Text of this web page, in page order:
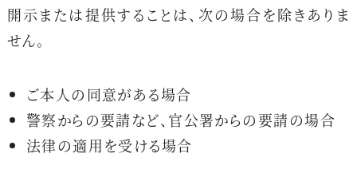
開示または提供することは、次の場合を除きありま
せん。
ご本人の同意がある場合
警察からの要請など、官公署からの要請の場合
法律の適用を受ける場合